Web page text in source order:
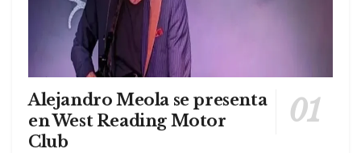
Alejandro Meola se presenta
en West Reading Motor
Club